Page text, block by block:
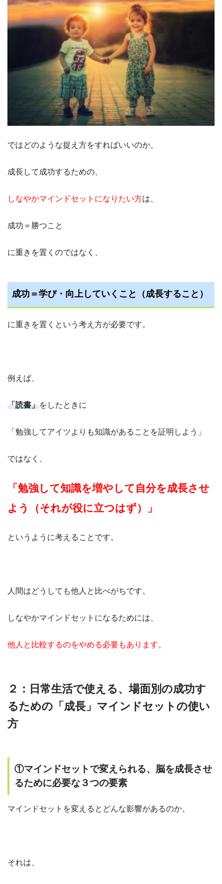
ではどのような捉え方をすればいいのか。
成長して成功するための、
しなやかマインドセットになりたい方は、
成功＝勝つこと
に重きを置くのではなく、
成功＝学び・向上していくこと（成長すること）
に重きを置くという考え方が必要です。
例えば、
「読書」をしたときに
「勉強してアイツよりも知識があることを証明しよう」
ではなく、
「勉強して知識を増やして自分を成長させ
よう（それが役に立つはず）」
というように考えることです。
人間はどうしても他人と比べがちです。
しなやかマインドセットになるためには、
他人と比較するのをやめる必要もあります。
２：日常生活で使える、場面別の成功す
るための「成長」マインドセットの使い
方
①マインドセットで変えられる、脳を成長させ
るために必要な３つの要素
マインドセットを変えるとどんな影響があるのか。
それは、